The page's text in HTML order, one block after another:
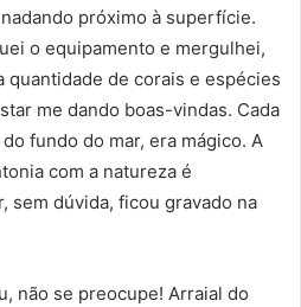
próximo à superfície.
o equipamento e mergulhei,
quantidade de corais e espécies
me dando boas-vindas. Cada
fundo do mar, era mágico. A
com a natureza é
sem dúvida, ficou gravado na
não se preocupe! Arraial do